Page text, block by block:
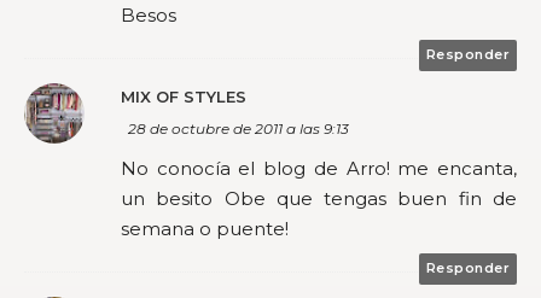
Besos
Responder
MIX OF STYLES
28 de octubre de 2011 a las 9:13
No conocía el blog de Arro! me encanta,
un besito Obe que tengas buen fin de
semana o puente!
Responder